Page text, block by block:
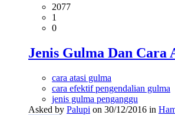
2077
1
0
Jenis Gulma Dan Cara
cara atasi gulma
cara efektif pengendalian gulma
jenis gulma penganggu
Asked by Palupi on 30/12/2016 in